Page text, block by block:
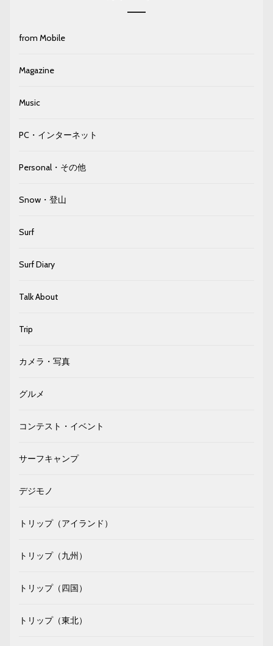
from Mobile
Magazine
Music
PC・インターネット
Personal・その他
Snow・登山
Surf
Surf Diary
Talk About
Trip
カメラ・写真
グルメ
コンテスト・イベント
サーフキャンプ
デジモノ
トリップ（アイランド）
トリップ（九州）
トリップ（四国）
トリップ（東北）